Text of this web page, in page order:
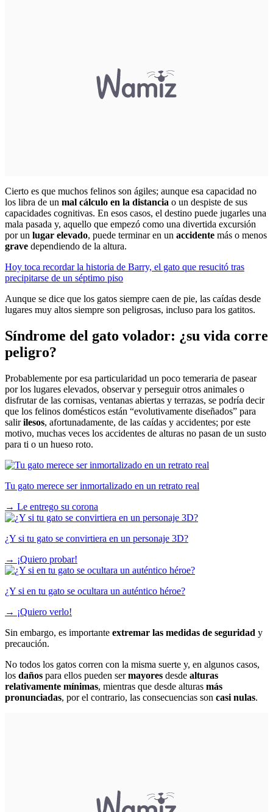
Cierto es que muchos felinos son ágiles; aunque esa capacidad no
los libra de un mal cálculo en la distancia o un despiste de sus
capacidades cognitivas. En esos casos, el destino puede jugarles una
mala pasada y, aquello que empezó como una divertida excursión
por un lugar elevado, puede terminar en un accidente más o menos
grave dependiendo de la altura.
Hoy toca recordar la historia de Barry, el gato que resucitó tras
precipitarse de un séptimo piso
Aunque se dice que los gatos siempre caen de pie, las caídas desde
lugares muy altos siempre son peligrosas, incluso para los gatitos.
Síndrome del gato volador: ¿su vida corre
peligro?
Probablemente por esa particularidad un poco temeraria de pasear
por los lugares elevados, observar y perseguir otros animales o
disfrutar de las cornisas, ventanas abiertas y terrazas, se podría decir
que los felinos domésticos están “evolutivamente diseñados” para
salirilesos, afortunadamente, de las caídas y accidentes; por este
motivo, muchas veces los accidentes de alturas no pasan de un susto
para ti o un hueso roto.
Tu gato merece ser inmortalizado en un retrato real
→ Le entrego su corona
¿Y si tu gato se convirtiera en un personaje 3D?
→ ¡Quiero probar!
¿Y si en tu gato se ocultara un auténtico héroe?
→ ¡Quiero verlo!
Sin embargo, es importante extremar las medidas de seguridad y
precaución.
No todos los gatos corren con la misma suerte y, en algunos casos,
los daños para ellos pueden sermayores desde alturas
relativamente mínimas, mientras que desde alturas más
pronunciadas, por el contrario, las consecuencias son casi nulas.